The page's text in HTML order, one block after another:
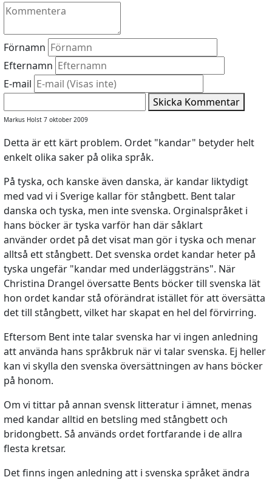
Förnamn
Efternamn
E-mail
Skicka Kommentar
Markus Holst 7 oktober 2009
Detta är ett kärt problem. Ordet "kandar" betyder helt
enkelt olika saker på olika språk.
På tyska, och kanske även danska, är kandar liktydigt
med vad vi i Sverige kallar för stångbett. Bent talar
danska och tyska, men inte svenska. Orginalspråket i
hans böcker är tyska varför han där såklart
använder ordet på det visat man gör i tyska och menar
alltså ett stångbett. Det svenska ordet kandar heter på
tyska ungefär "kandar med underläggsträns". När
Christina Drangel översatte Bents böcker till svenska lät
hon ordet kandar stå oförändrat istället för att översätta
det till stångbett, vilket har skapat en hel del förvirring.
Eftersom Bent inte talar svenska har vi ingen anledning
att använda hans språkbruk när vi talar svenska. Ej heller
kan vi skylla den svenska översättningen av hans böcker
på honom.
Om vi tittar på annan svensk litteratur i ämnet, menas
med kandar alltid en betsling med stångbett och
bridongbett. Så används ordet fortfarande i de allra
flesta kretsar.
Det finns ingen anledning att i svenska språket ändra